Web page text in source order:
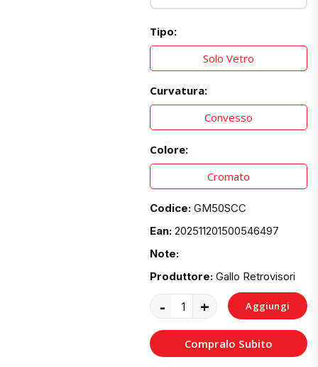
Tipo:
Solo Vetro
Curvatura:
Convesso
Colore:
Cromato
Codice: GM50SCC
Ean: 202511201500546497
Note:
Produttore: Gallo Retrovisori
- + Aggiungi
al
Carrello
Compralo Subito